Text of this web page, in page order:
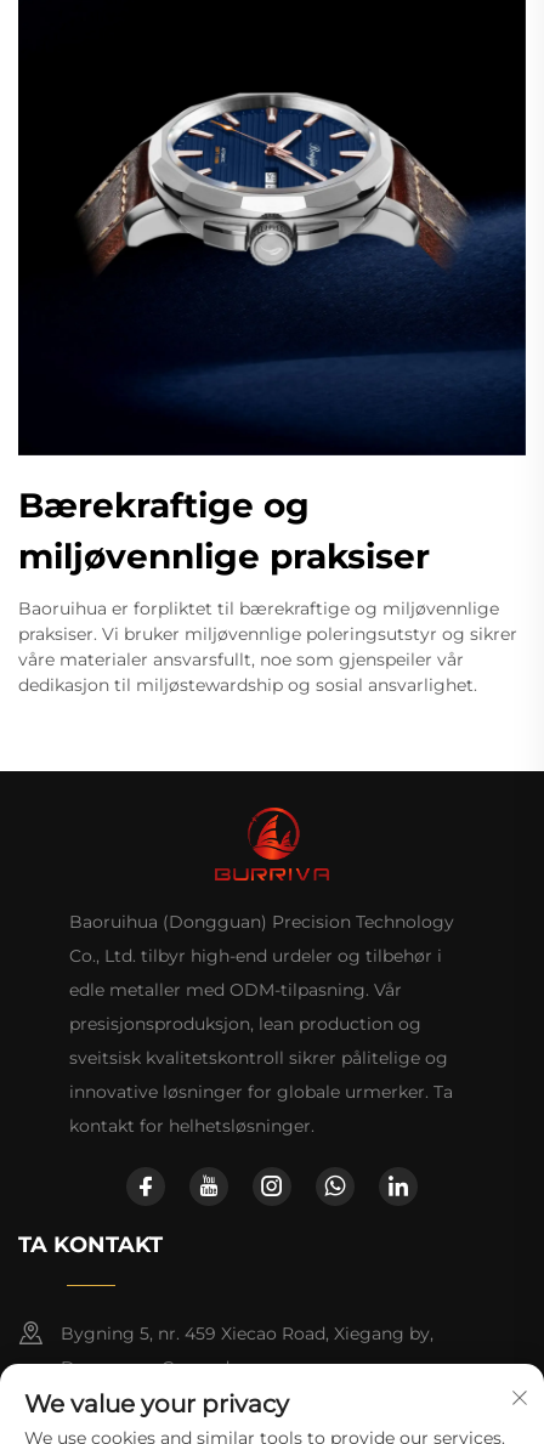
Bærekraftige og
miljøvennlige praksiser
Baoruihua er forpliktet til bærekraftige og miljøvennlige
praksiser. Vi bruker miljøvennlige poleringsutstyr og sikrer
våre materialer ansvarsfullt, noe som gjenspeiler vår
dedikasjon til miljøstewardship og sosial ansvarlighet.
Baoruihua (Dongguan) Precision Technology
Co., Ltd. tilbyr high-end urdeler og tilbehør i
edle metaller med ODM-tilpasning. Vår
presisjonsproduksjon, lean production og
sveitsisk kvalitetskontroll sikrer pålitelige og
innovative løsninger for globale urmerker. Ta
kontakt for helhetsløsninger.
TA KONTAKT
Bygning 5, nr. 459 Xiecao Road, Xiegang by,
Dongguan, Guangdong
+86-13790150928
We value your privacy
We use cookies and similar tools to provide our services.